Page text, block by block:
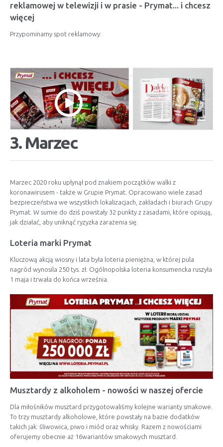
reklamowej w telewizji i w prasie - Prymat... i chcesz
więcej
Przypominamy spot reklamowy:
3. Marzec
Marzec 2020 roku upłynął pod znakiem początków walki z
koronawirusem - także w Grupie Prymat. Opracowano wiele zasad
bezpieczeństwa we wszystkich lokalizacjach, zakładach i biurach Grupy
Prymat. W sumie do dziś powstały 32 punkty z zasadami, które opisują,
jak działać, aby uniknąć ryzyzka zarażenia się.
Loteria marki Prymat
Kluczową akcją wiosny i lata była loteria pieniężna, w której pula
nagród wynosila 250 tys. zł. Ogólnopolska loteria konsumencka ruszyła
1 maja i trwała do końca września.
Musztardy z alkoholem - nowości w naszej ofercie
Dla miłośników musztard przygotowaliśmy kolejne warianty smakowe.
To trzy musztardy alkoholowe, które powstały na bazie dodatków
takich jak: śliwowica, piwo i miód oraz whisky. Razem z nowościami
oferujemy obecnie aż 16wariantów smakowych musztard.